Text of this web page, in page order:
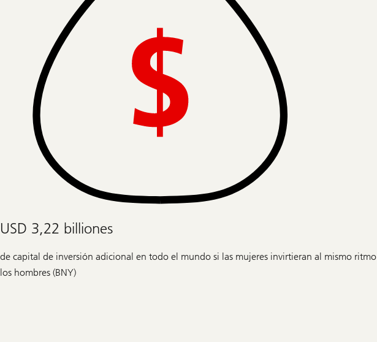
USD 3,22 billiones
de capital de inversión adicional en todo el mundo si las mujeres invirtieran al mismo
los hombres (BNY)